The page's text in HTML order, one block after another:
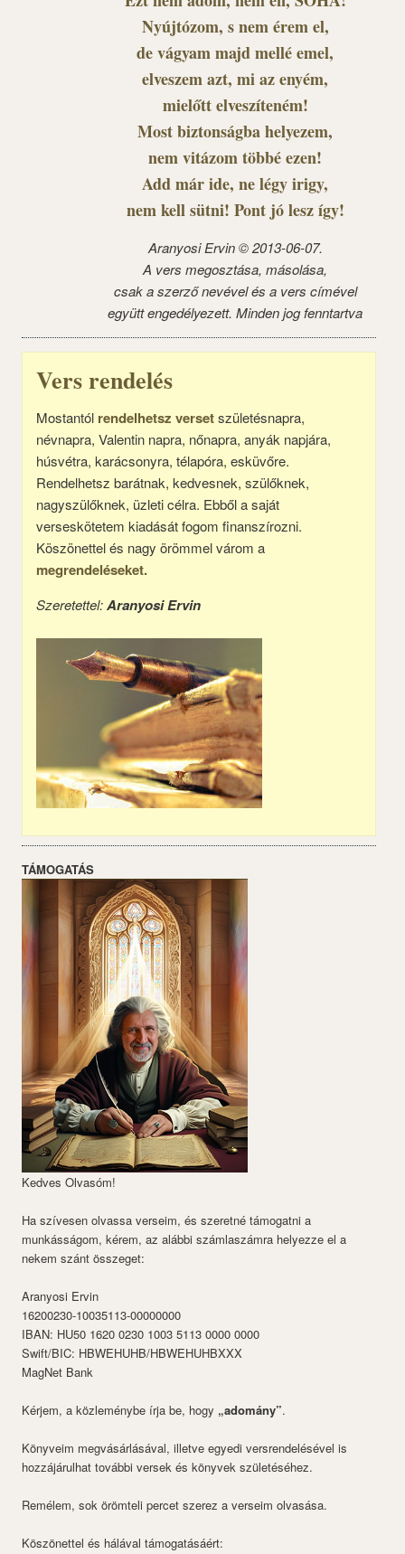
Nyújtózom, s nem érem el,
de vágyam majd mellé emel,
elveszem azt, mi az enyém,
mielőtt elveszíteném!
Most biztonságba helyezem,
nem vitázom többé ezen!
Add már ide, ne légy irigy,
nem kell sütni! Pont jó lesz így!
Aranyosi Ervin © 2013-06-07.
A vers megosztása, másolása,
csak a szerző nevével és a vers címével
együtt engedélyezett. Minden jog fenntartva
Vers rendelés
Mostantól rendelhetsz versetszületésnapra,
névnapra, Valentin napra, nőnapra, anyák napjára,
húsvétra, karácsonyra, télapóra, esküvőre.
Rendelhetsz barátnak, kedvesnek, szülőknek,
nagyszülőknek, üzleti célra. Ebből a saját
verseskötetem kiadását fogom finanszírozni.
Köszönettel és nagy örömmel várom a
megrendeléseket.
Szeretettel:Aranyosi Ervin
TÁMOGATÁS
Kedves Olvasóm!
Ha szívesen olvassa verseim, és szeretné támogatni a
munkásságom, kérem, az alábbi számlaszámra helyezze el a
nekem szánt összeget:
Aranyosi Ervin
16200230-10035113-00000000
IBAN: HU50 1620 0230 1003 5113 0000 0000
Swift/BIC: HBWEHUHB/HBWEHUHBXXX
MagNet Bank
Kérjem, a közleménybe írja be, hogy „adomány”.
Könyveim megvásárlásával, illetve egyedi versrendelésével is
hozzájárulhat további versek és könyvek születéséhez.
Remélem, sok örömteli percet szerez a verseim olvasása.
Köszönettel és hálával támogatásáért: